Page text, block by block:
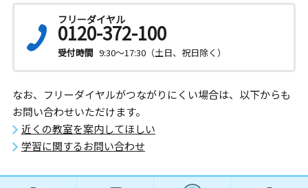
フリーダイヤル
0120-372-100
受付時間 9:30～17:30（土日、祝日除く）
なお、フリーダイヤルがつながりにくい場合は、以下からも
お問い合わせいただけます。
近くの教室を案内してほしい
学習に関するお問い合わせ